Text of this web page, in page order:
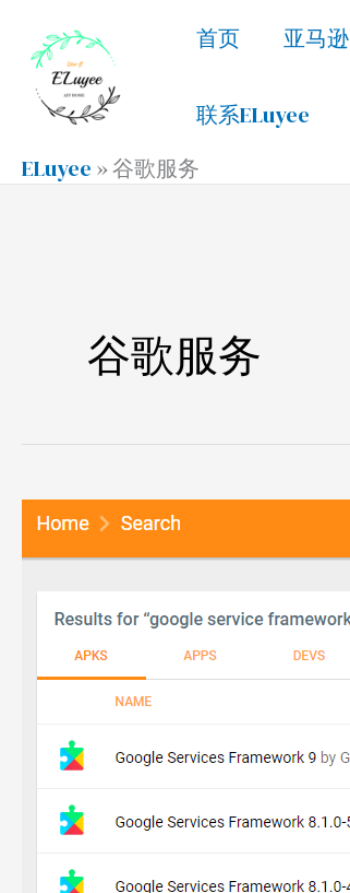
首页 亚马逊
联系ELuyee
ELuyee »谷歌服务
谷歌服务
安
卓